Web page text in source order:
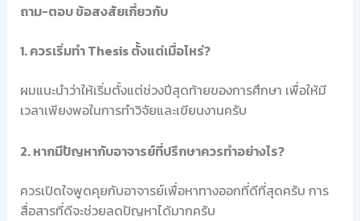
ถาม-ตอบ ข้อสงสัยเกี่ยวกับ
1. ควรเริ่มทำ Thesis ตั้งแต่เมื่อไหร่?
ผมแนะนำว่าให้เริ่มตั้งแต่ช่วงปีสุดท้ายของการศึกษา เพื่อให้มี
เวลาเพียงพอในการทำวิจัยและเขียนงานครับ
2. หากมีปัญหากับอาจารย์ที่ปรึกษาควรทำอย่างไร?
ควรเปิดใจพูดคุยกับอาจารย์เพื่อหาทางออกที่ดีที่สุดครับ การ
สื่อสารที่ดีจะช่วยลดปัญหาได้มากครับ